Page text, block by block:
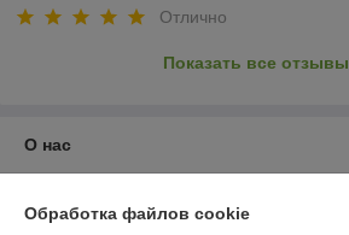
Отлично
Показать все отзывы
О нас
Обработка файлов cookie